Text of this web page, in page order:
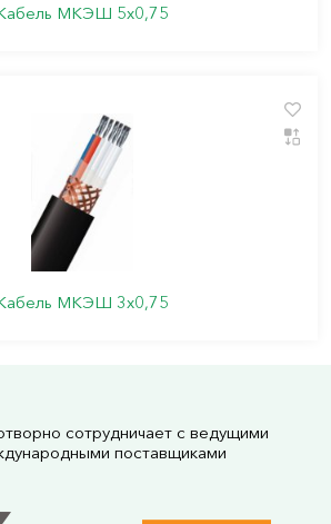
МКЭШ 5х0,75
МКЭШ 3х0,75
сотрудничает с ведущими
поставщиками